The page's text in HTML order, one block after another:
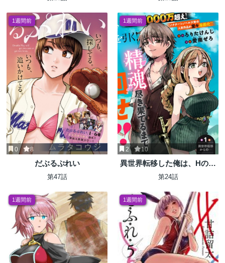
1週間前
0 8
だぶるぷれい
第47話
1週間前
2 10
異世界転移した俺は、Hのた
びにガチャを引く!～もってく
第24話
1週間前 1週間前